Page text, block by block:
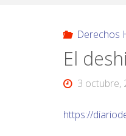
Derechos
El
3 octubre,
https://